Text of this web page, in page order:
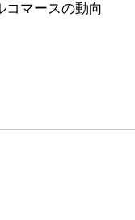
コマースの動向